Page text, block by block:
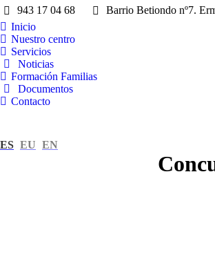
943 17 04 68 Barrio Betiondo nº7.
Inicio
Nuestro centro
Servicios
Noticias
Formación Familias
Documentos
Contacto
ES EU EN